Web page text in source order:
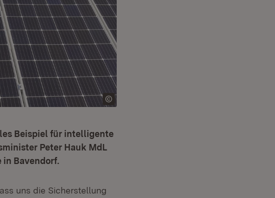
Beispiel für intelligente
Peter Hauk MdL
Bavendorf.
uns die Sicherstellung